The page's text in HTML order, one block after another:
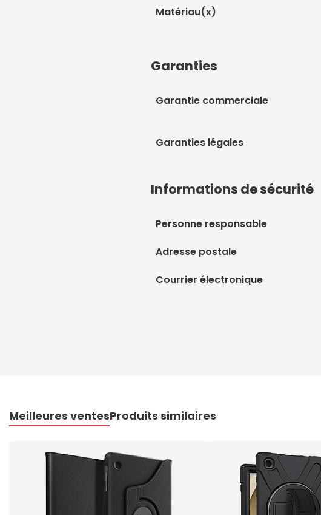
Matériau(x)
Garanties
Garantie commerciale
Garanties légales
Informations de sécurité
Personne responsable
Adresse postale
Courrier électronique
Meilleures ventesProduits similaires